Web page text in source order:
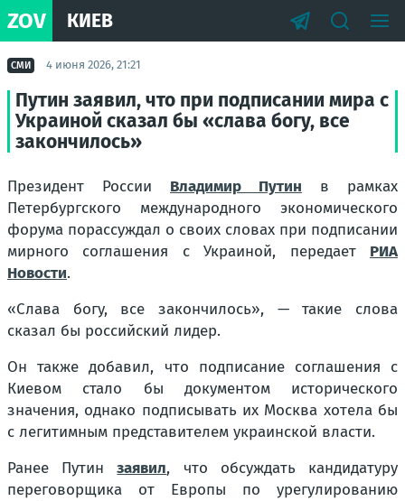
ZOV КИЕВ
СМИ 4 июня 2026, 21:21
Путин заявил, что при подписании мира с
Украиной сказал бы «слава богу, все
закончилось»
Президент России Владимир Путин в рамках
Петербургского международного экономического
форума порассуждал о своих словах при подписании
мирного соглашения с Украиной, передает РИА
Новости.
«Слава богу, все закончилось», — такие слова
сказал бы российский лидер.
Он также добавил, что подписание соглашения с
Киевом стало бы документом исторического
значения, однако подписывать их Москва хотела бы
с легитимным представителем украинской власти.
Ранее Путинзаявил, что обсуждать кандидатуру
переговорщика от Европы по урегулированию